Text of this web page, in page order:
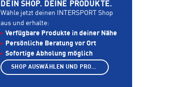
DEIN SHOP. DEINE PRODUKTE.
Wähle jetzt deinen INTERSPORT Shop
aus und erhalte:
Verfügbare Produkte in deiner Nähe
Persönliche Beratung vor Ort
Sofortige Abholung möglich
SHOP AUSWÄHLEN UND PRODUKTE ANZEIGEN